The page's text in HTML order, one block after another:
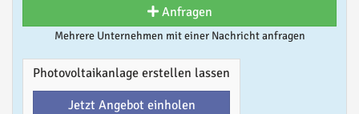
Anfragen
Mehrere Unternehmen mit einer Nachricht anfragen
Photovoltaikanlage erstellen lassen
Jetzt Angebot einholen